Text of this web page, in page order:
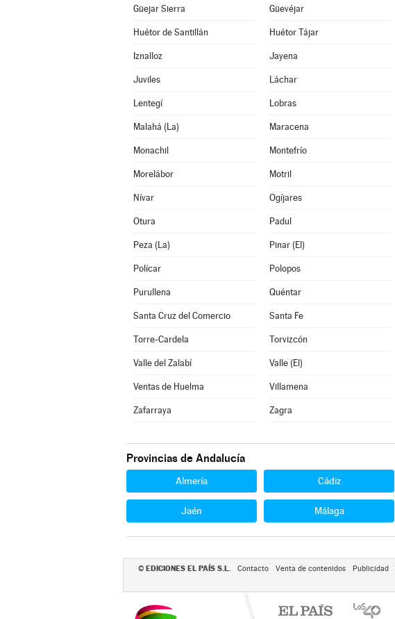
Güejar Sierra Güevéjar
Huétor de Santillán Huétor Tájar
Iznalloz Jayena
Juviles Láchar
Lentegí Lobras
Malahá (La) Maracena
Monachil Montefrío
Morelábor Motril
Nívar Ogíjares
Otura Padul
Peza (La) Pinar (El)
Polícar Polopos
Purullena Quéntar
Santa Cruz del Comercio Santa Fe
Torre-Cardela Torvizcón
Valle del Zalabí Valle (El)
Ventas de Huelma Villamena
Zafarraya Zagra
Provincias de Andalucía
Almería Cádiz
Jaén Málaga
© EDICIONES EL PAÍS S.L. Contacto Venta de contenidos Publicidad